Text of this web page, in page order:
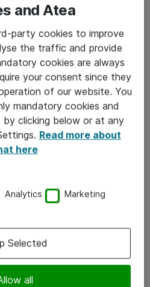
and Atea
party cookies to improve
the traffic and provide
cookies are always
your consent since they
of our website. You
mandatory cookies and
by clicking below or at any
Read more about
here
Analytics Marketing
all
Selected